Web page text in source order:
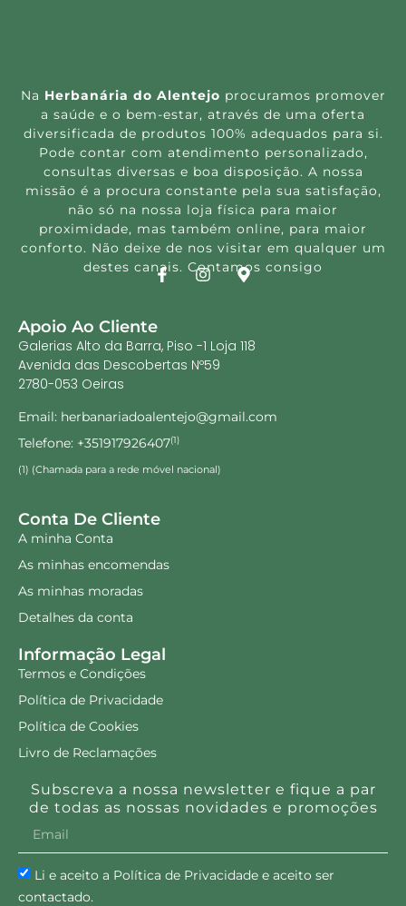
Na Herbanária do Alentejo procuramos promover
a saúde e o bem-estar, através de uma oferta
diversificada de produtos 100% adequados para si.
Pode contar com atendimento personalizado,
consultas diversas e boa disposição. A nossa
missão é a procura constante pela sua satisfação,
não só na nossa loja física para maior
proximidade, mas também online, para maior
conforto. Não deixe de nos visitar em qualquer um
destes canais. Contamos consigo
Apoio Ao Cliente
Galerias Alto da Barra, Piso -1 Loja 118
Avenida das Descobertas Nº59
2780-053 Oeiras
Email: herbanariadoalentejo@gmail.com
Telefone: +351917926407(1)
(1) (Chamada para a rede móvel nacional)
Conta De Cliente
A minha Conta
As minhas encomendas
As minhas moradas
Detalhes da conta
Informação Legal
Termos e Condições
Política de Privacidade
Política de Cookies
Livro de Reclamações
Subscreva a nossa newsletter e fique a par
de todas as nossas novidades e promoções
Li e aceito a Política de Privacidade e aceito ser
contactado.